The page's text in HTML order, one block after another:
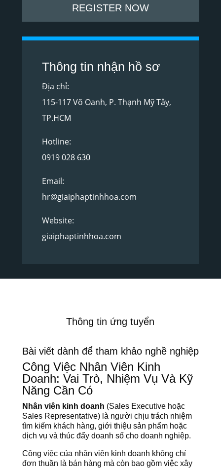
REGISTER NOW
Thông tin nhận hồ sơ
Địa chỉ:
115-117 Võ Oanh, P. Thạnh Mỹ Tây,
TP.HCM
Hotline:
0919 028 630
Email:
hr@giaiphaptinhhoa.com
Website:
giaiphaptinhhoa.com
Thông tin ứng tuyển
Bài viết dành để tham khảo nghề nghiệp
Công Việc Nhân Viên Kinh
Doanh: Vai Trò, Nhiệm Vụ Và Kỹ
Năng Cần Có
Nhân viên kinh doanh (Sales Executive hoặc
Sales Representative) là người chịu trách nhiệm
tìm kiếm khách hàng, giới thiệu sản phẩm hoặc
dịch vụ và thúc đẩy doanh số cho doanh nghiệp.
Công việc của nhân viên kinh doanh không chỉ
đơn thuần là bán hàng mà còn bao gồm việc xây